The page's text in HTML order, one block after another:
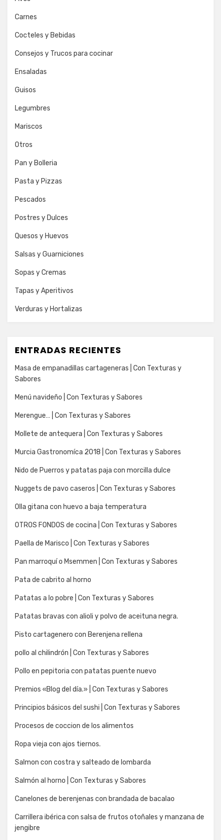
Carnes
Cocteles y Bebidas
Consejos y Trucos para cocinar
Ensaladas
Guisos
Legumbres
Mariscos
Otros
Pan y Bolleria
Pasta y Pizzas
Pescados
Postres y Dulces
Quesos y Huevos
Salsas y Guarniciones
Sopas y Cremas
Tapas y Aperitivos
Verduras y Hortalizas
ENTRADAS RECIENTES
Masa de empanadillas cartageneras | Con Texturas y
Sabores
Menú navideño | Con Texturas y Sabores
Merengue… | Con Texturas y Sabores
Mollete de antequera | Con Texturas y Sabores
Murcia Gastronomíca 2018 | Con Texturas y Sabores
Nido de Puerros y patatas paja con morcilla dulce
Nuggets de pavo caseros | Con Texturas y Sabores
Olla gitana con huevo a baja temperatura
OTROS FONDOS de cocina | Con Texturas y Sabores
Paella de Marisco | Con Texturas y Sabores
Pan marroquí o Msemmen | Con Texturas y Sabores
Pata de cabrito al horno
Patatas a lo pobre | Con Texturas y Sabores
Patatas bravas con alioli y polvo de aceituna negra.
Pisto cartagenero con Berenjena rellena
pollo al chilindrón | Con Texturas y Sabores
Pollo en pepitoria con patatas puente nuevo
Premios «Blog del día.» | Con Texturas y Sabores
Principios básicos del sushi | Con Texturas y Sabores
Procesos de coccion de los alimentos
Ropa vieja con ajos tiernos.
Salmon con costra y salteado de lombarda
Salmón al horno | Con Texturas y Sabores
Canelones de berenjenas con brandada de bacalao
Carrillera ibérica con salsa de frutos otoñales y manzana de
jengibre